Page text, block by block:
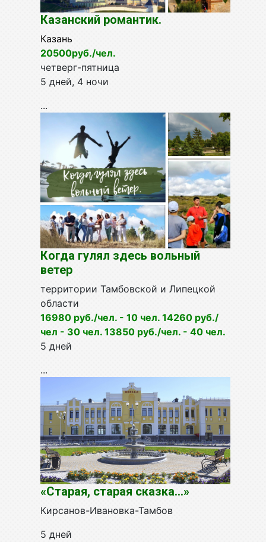
Казанский романтик.
Казань
20500руб./чел.
четверг-пятница
5 дней, 4 ночи
...
Когда гулял здесь вольный
ветер
территории Тамбовской и Липецкой
области
16980 руб./чел. - 10 чел. 14260 руб./
чел - 30 чел. 13850 руб./чел. - 40 чел.
5 дней
...
«Старая, старая сказка...»
Кирсанов-Ивановка-Тамбов
5 дней